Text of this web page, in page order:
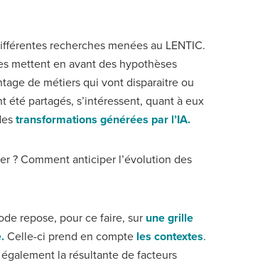
recherches menées au LENTIC.
mettent en avant des hypothèses
de métiers qui vont disparaitre ou
été partagés, s’intéressent, quant à eux
transformations générées par l’IA.
? Comment anticiper l’évolution des
repose, pour ce faire, sur une grille
Celle-ci prend en compte les contextes.
la résultante de facteurs